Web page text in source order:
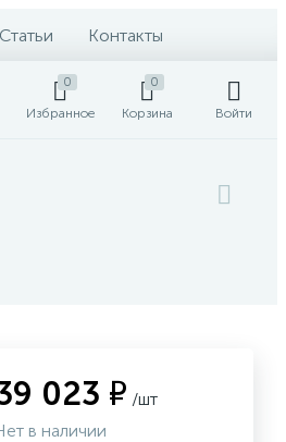
Статьи Контакты
0
Избранное
0
Корзина Войти
023 ₽ /шт
в наличии